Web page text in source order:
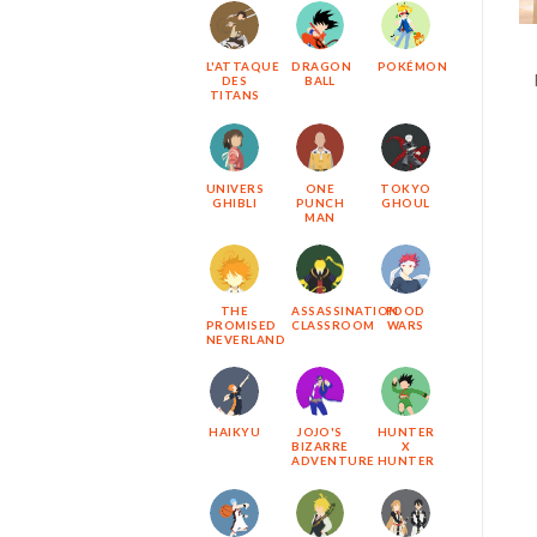
L'ATTAQUE
DES
TITANS
DRAGON
BALL
POKÉMON
UNIVERS
GHIBLI
ONE
PUNCH
MAN
TOKYO
GHOUL
THE
PROMISED
NEVERLAND
ASSASSINATION
CLASSROOM
FOOD
WARS
HAIKYU
JOJO'S
BIZARRE
ADVENTURE
HUNTER
X
HUNTER